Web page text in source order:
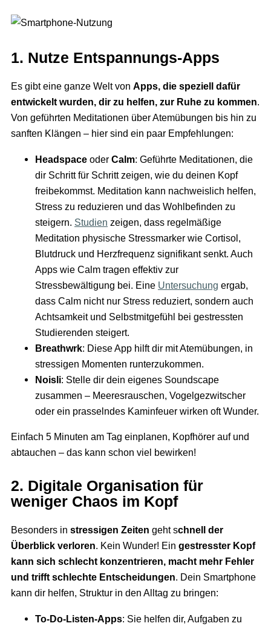
1. Nutze Entspannungs-Apps
Es gibt eine ganze Welt von Apps, die speziell dafür
entwickelt wurden, dir zu helfen, zur Ruhe zu kommen.
Von geführten Meditationen über Atemübungen bis hin zu
sanften Klängen – hier sind ein paar Empfehlungen:
Headspace oder Calm: Geführte Meditationen, die
dir Schritt für Schritt zeigen, wie du deinen Kopf
freibekommst. Meditation kann nachweislich helfen,
Stress zu reduzieren und das Wohlbefinden zu
steigern. Studien zeigen, dass regelmäßige
Meditation physische Stressmarker wie Cortisol,
Blutdruck und Herzfrequenz signifikant senkt. Auch
Apps wie Calm tragen effektiv zur
Stressbewältigung bei. Eine Untersuchung ergab,
dass Calm nicht nur Stress reduziert, sondern auch
Achtsamkeit und Selbstmitgefühl bei gestressten
Studierenden steigert.
Breathwrk: Diese App hilft dir mit Atemübungen, in
stressigen Momenten runterzukommen.
Noisli: Stelle dir dein eigenes Soundscape
zusammen – Meeresrauschen, Vogelgezwitscher
oder ein prasselndes Kaminfeuer wirken oft Wunder.
Einfach 5 Minuten am Tag einplanen, Kopfhörer auf und
abtauchen – das kann schon viel bewirken!
2. Digitale Organisation für
weniger Chaos im Kopf
Besonders in stressigen Zeiten geht schnell der
Überblick verloren. Kein Wunder! Ein gestresster Kopf
kann sich schlecht konzentrieren, macht mehr Fehler
und trifft schlechte Entscheidungen. Dein Smartphone
kann dir helfen, Struktur in den Alltag zu bringen:
To-Do-Listen-Apps: Sie helfen dir, Aufgaben zu